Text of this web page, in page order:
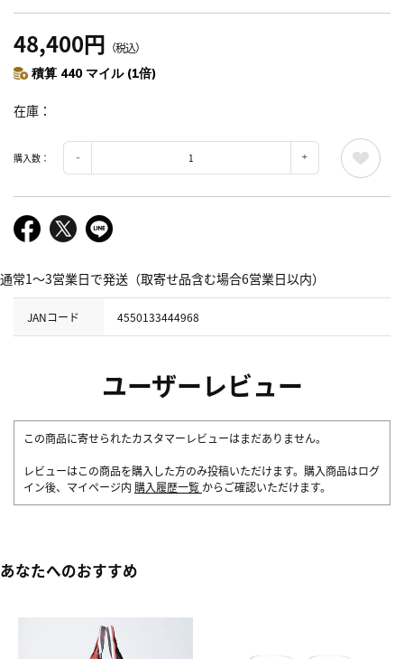
48,400円 （税込）
積算 440 マイル (1倍)
在庫
購入数：
通常1～3営業日で発送（取寄せ品含む場合6営業日以内）
JANコード 4550133444968
ユーザーレビュー
この商品に寄せられたカスタマーレビューはまだありません。
レビューはこの商品を購入した方のみ投稿いただけます。購入商品はログ
イン後、マイページ内 購入履歴一覧 からご確認いただけます。
あなたへのおすすめ